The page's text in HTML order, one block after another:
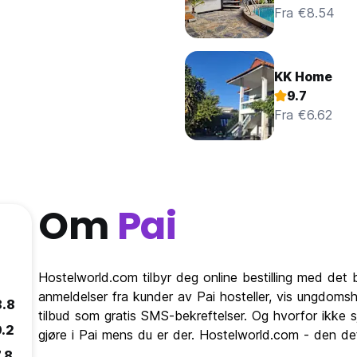
Fra €8.54
KK Home
9.7
Fra €6.62
Om Pai
Hostelworld.com tilbyr deg online bestilling med det
anmeldelser fra kunder av Pai hosteller, vis
tilbud som gratis SMS-bekreftelser. Og hvorfor
gjøre i Pai mens du er der. Hostelworld.com - den